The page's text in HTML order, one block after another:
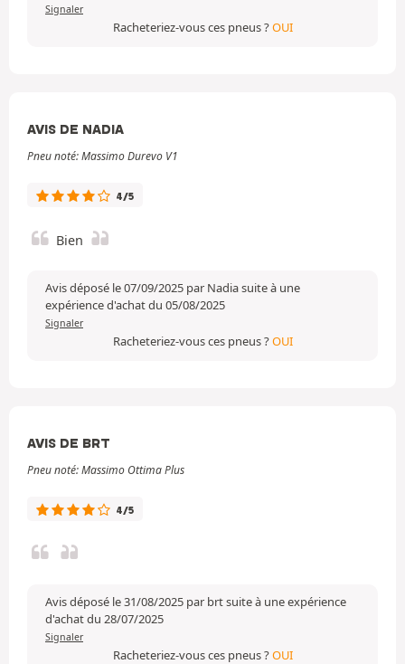
Signaler
Racheteriez-vous ces pneus ?OUI
AVIS DE NADIA
Pneu noté: Massimo Durevo V1
4/5
Bien
Avis déposé le 07/09/2025 par Nadia suite à une
expérience d'achat du 05/08/2025
Signaler
Racheteriez-vous ces pneus ?OUI
AVIS DE BRT
Pneu noté: Massimo Ottima Plus
4/5
Avis déposé le 31/08/2025 par brt suite à une expérience
d'achat du 28/07/2025
Signaler
Racheteriez-vous ces pneus ?OUI